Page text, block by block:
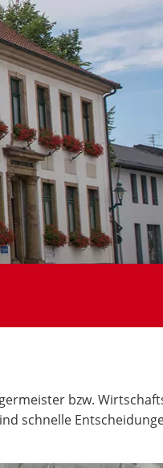
bzw.
schnelle